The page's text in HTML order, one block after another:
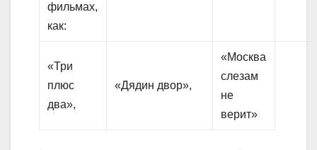
фильмах,
как:
«Три
плюс
два»,
«Дядин двор»,
«Москва
слезам
не
верит»